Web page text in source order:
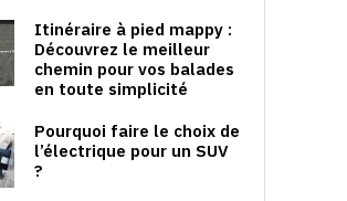
Itinéraire à pied mappy :
Découvrez le meilleur
chemin pour vos balades
en toute simplicité
Pourquoi faire le choix de
l’électrique pour un SUV
?